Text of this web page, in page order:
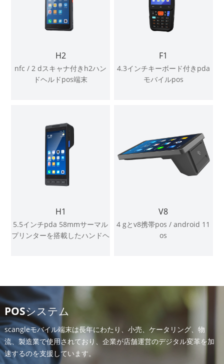
H2
nfc / 2 dスキャナ付きh2ハン
ドヘルドpos端末
F1
4.3インチキーボード付きpda
モバイルpos
H1
5.5インチpda 58mmサーマル
プリンターを搭載したハンドヘ
V8
4 gとv8携帯pos / android 11
os
POSシステム
scangleモバイル端末は長年にわたり、小売、ケータリング、物
流、製造業で使用されており、企業が店舗運営のデジタル変革を加
速するのを支援しています。